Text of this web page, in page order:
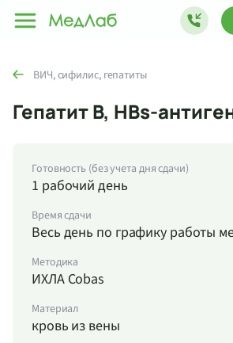
ВИЧ, сифилис, гепатиты
Гепатит B, HBs-
Готовность (без учета дня сдачи)
1 рабочий день
Время сдачи
Весь день по графику работы
Методика
ИХЛА Cobas
Материал
кровь из вены